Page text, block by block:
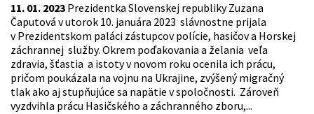
11. 01. 2023 Prezidentka Slovenskej republiky Zuzana
Čaputová v utorok 10. januára 2023 slávnostne prijala
v Prezidentskom paláci zástupcov polície, hasičov a Horskej
záchrannej služby. Okrem poďakovania a želania veľa
zdravia, šťastia a istoty v novom roku ocenila ich prácu,
pričom poukázala na vojnu na Ukrajine, zvýšený migračný
tlak ako aj stupňujúce sa napätie v spoločnosti. Zároveň
vyzdvihla prácu Hasičského a záchranného zboru,...